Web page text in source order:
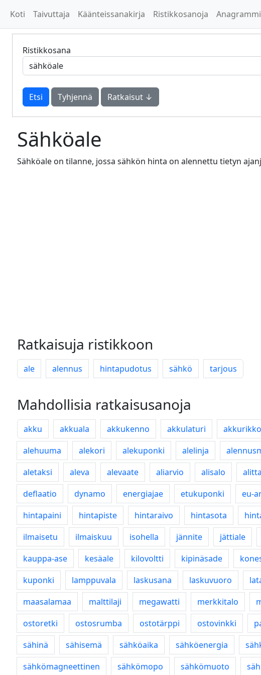
Koti Taivuttaja Käänteissanakirja Ristikkosanoja Anagrammi
Ristikkosana
Tyhjennä Ratkaisut ↓
Sähköale
Sähköale on tilanne, jossa sähkön hinta on alennettu tietyn
Ratkaisuja ristikkoon
ale alennus hintapudotus sähkö tarjous
Mahdollisia ratkaisusanoja
akku akkuala akkukenno akkulaturi akkurikko
alehuuma
alekori alekuponki alelinja
aletaksi
aleva alevaate aliarvio alisalo
deflaatio
dynamo energiajae etukuponki eu-
hintapaini
hintapiste hintaraivo hintasota
ilmaisetu
ilmaiskuu isohella jännite jättiale
kauppa-ase
kesäale kilovoltti kipinäsade
kuponki
lamppuvala laskusana laskuvuoro
maasalamaa
malttilaji megawatti merkkitalo
ostoretki
ostosrumba ostotärppi ostovinkki
sähinä
sähisemä sähköaika sähköenergia
sähkömagneettinen
sähkömopo sähkömuoto